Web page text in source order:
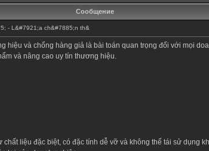
Сообщение
- L&#7921;a ch&#7885;n th&
hiệu và chống hàng giả là bài toán quan trọng đối với mọi
và nâng cao uy tín thương hiệu.
liệu đặc biệt, có đặc tính dễ vỡ và không thể tái sử dụng